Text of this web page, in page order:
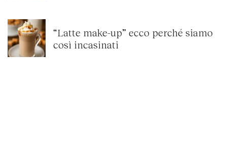
“Latte make-up” ecco perché siamo
così incasinati